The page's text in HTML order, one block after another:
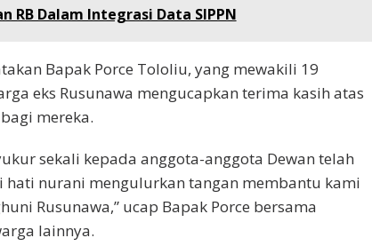
RB Dalam Integrasi Data SIPPN
Bapak Porce Tololiu, yang mewakili 19
eks Rusunawa mengucapkan terima kasih atas
mereka.
sekali kepada anggota-anggota Dewan telah
hati nurani mengulurkan tangan membantu kami
Rusunawa,” ucap Bapak Porce bersama
lainnya.